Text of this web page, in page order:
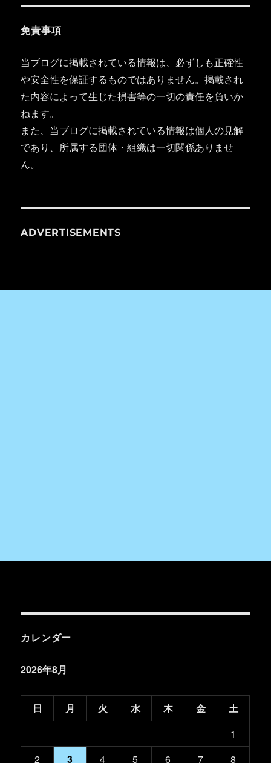
免責事項
当ブログに掲載されている情報は、必ずしも正確性
や安全性を保証するものではありません。掲載され
た内容によって生じた損害等の一切の責任を負いか
ねます。
また、当ブログに掲載されている情報は個人の見解
であり、所属する団体・組織は一切関係ありませ
ん。
ADVERTISEMENTS
カレンダー
2026年8月
日 月 火 水 木 金
土
1
2
3 4 5 6 7 8